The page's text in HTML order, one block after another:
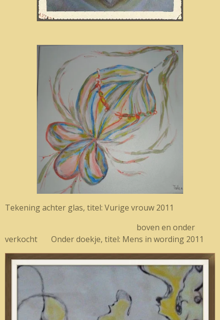
Tekening achter glas, titel: Vurige vrouw 2011
boven en onder
verkocht Onder doekje, titel: Mens in wording 2011